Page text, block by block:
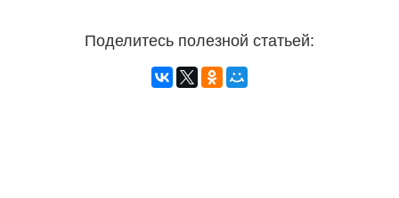
Поделитесь полезной статьей: